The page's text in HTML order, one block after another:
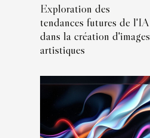
Exploration des
tendances futures de l'IA
dans la création d'images
artistiques